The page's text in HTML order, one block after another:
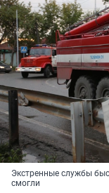
Экстренные службы
смогли